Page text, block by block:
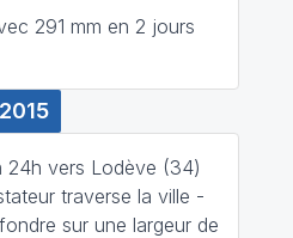
291 mm en 2 jours
2015
24h vers Lodève (34)
traverse la ville -
sur une largeur de